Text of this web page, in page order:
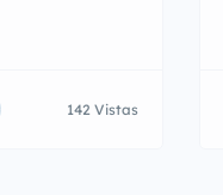
142 Vistas